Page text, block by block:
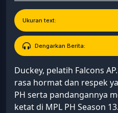
Ukuran text:
Dengarkan Berita:
Duckey, pelatih Falcons
rasa hormat dan respek
PH serta pandangannya
ketat di MPL PH Season 13.